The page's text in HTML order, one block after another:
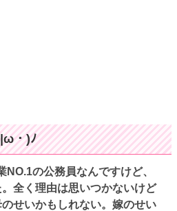
・)ﾉ
NO.1の公務員なんですけど、
全く理由は思いつかないけど
せいかもしれない。嫁のせい